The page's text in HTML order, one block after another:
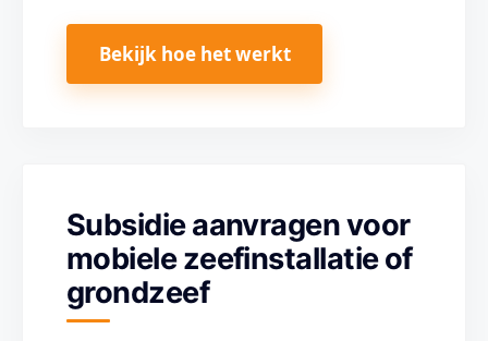
Bekijk hoe het werkt
Subsidie aanvragen voor
mobiele zeefinstallatie of
grondzeef